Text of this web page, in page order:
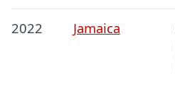
2022 Jamaica